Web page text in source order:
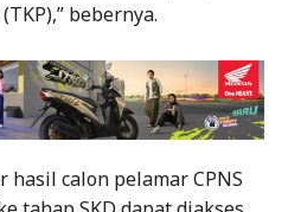
bebernya.
calon pelamar CPNS